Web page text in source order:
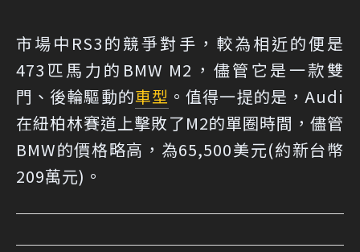
市場中RS3的競爭對手，較為相近的便是
473匹馬力的BMW M2，儘管它是一款雙
門、後輪驅動的車型 。值得一提的是，Audi
在紐柏林賽道上擊敗了M2的單圈時間，儘管
BMW的價格略高，為65,500美元(約新台幣
209萬元)。